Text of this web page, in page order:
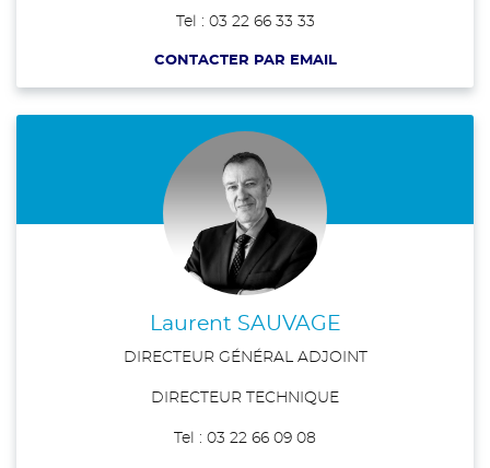
Tel : 03 22 66 33 33
CONTACTER PAR EMAIL
Laurent SAUVAGE
DIRECTEUR GÉNÉRAL ADJOINT
DIRECTEUR TECHNIQUE
Tel : 03 22 66 09 08